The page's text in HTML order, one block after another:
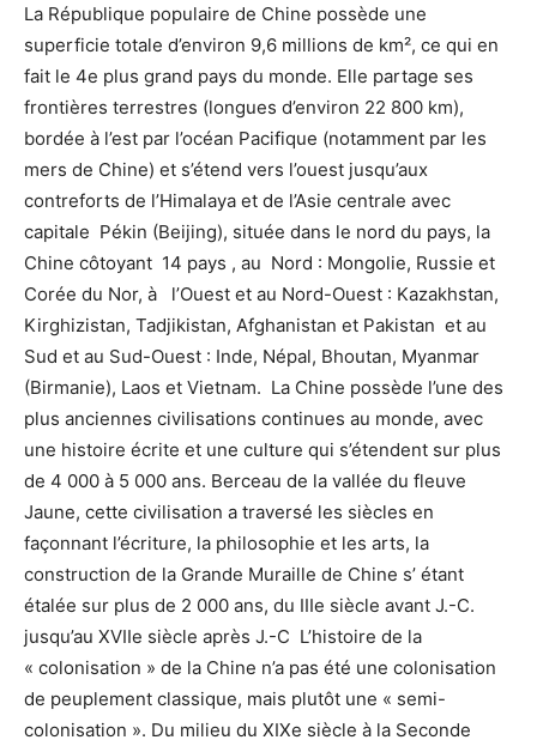
La République populaire de Chine possède une
superficie totale d’environ 9,6 millions de km², ce qui en
fait le 4e plus grand pays du monde. Elle partage ses
frontières terrestres (longues d’environ 22 800 km),
bordée à l’est par l’océan Pacifique (notamment par les
mers de Chine) et s’étend vers l’ouest jusqu’aux
contreforts de l’Himalaya et de l’Asie centrale avec
capitale Pékin (Beijing), située dans le nord du pays, la
Chine côtoyant 14 pays , au Nord : Mongolie, Russie et
Corée du Nor, à l’Ouest et au Nord-Ouest : Kazakhstan,
Kirghizistan, Tadjikistan, Afghanistan et Pakistan et au
Sud et au Sud-Ouest : Inde, Népal, Bhoutan, Myanmar
(Birmanie), Laos et Vietnam. La Chine possède l’une des
plus anciennes civilisations continues au monde, avec
une histoire écrite et une culture qui s’étendent sur plus
de 4 000 à 5 000 ans. Berceau de la vallée du fleuve
Jaune, cette civilisation a traversé les siècles en
façonnant l’écriture, la philosophie et les arts, la
construction de la Grande Muraille de Chine s’ étant
étalée sur plus de 2 000 ans, du IIIe siècle avant J.-C.
jusqu’au XVIIe siècle après J.-C L’histoire de la
« colonisation » de la Chine n’a pas été une colonisation
de peuplement classique, mais plutôt une « semi-
colonisation ». Du milieu du XIXe siècle à la Seconde